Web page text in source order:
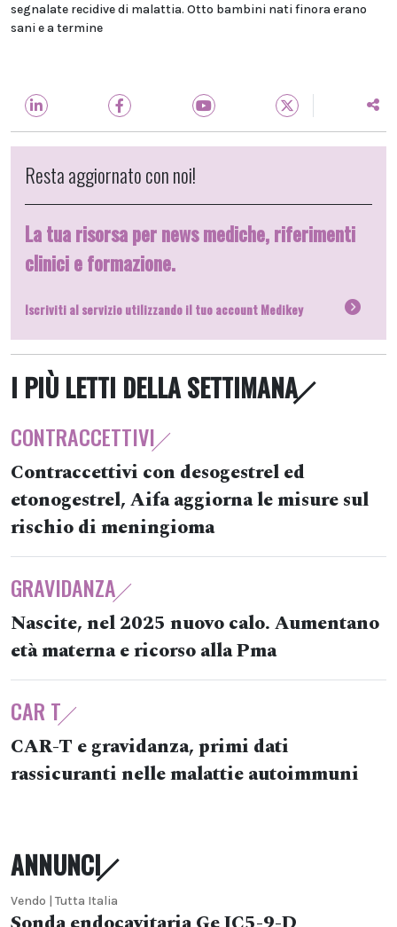
segnalate recidive di malattia. Otto bambini nati finora erano
sani e a termine
Resta aggiornato con noi!
La tua risorsa per news mediche, riferimenti
clinici e formazione.
Iscriviti al servizio utilizzando il tuo account Medikey
I PIÙ LETTI DELLA SETTIMANA
CONTRACCETTIVI
Contraccettivi con desogestrel ed
etonogestrel, Aifa aggiorna le misure sul
rischio di meningioma
GRAVIDANZA
Nascite, nel 2025 nuovo calo. Aumentano
età materna e ricorso alla Pma
CAR T
CAR-T e gravidanza, primi dati
rassicuranti nelle malattie autoimmuni
ANNUNCI
Vendo | Tutta Italia